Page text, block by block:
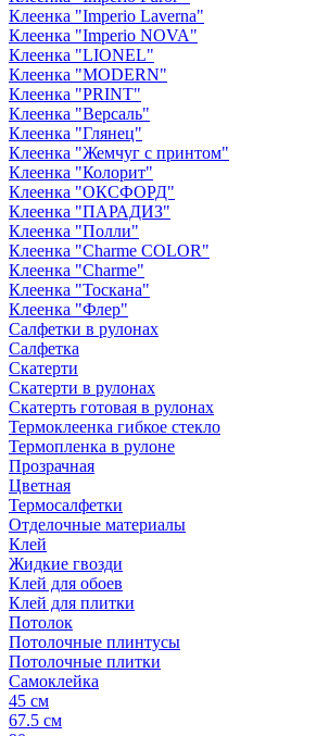
Клеенка "Imperio Laverna"
Клеенка "Imperio NOVA"
Клеенка "LIONEL"
Клеенка "MODERN"
Клеенка "PRINT"
Клеенка "Версаль"
Клеенка "Глянец"
Клеенка "Жемчуг с принтом"
Клеенка "Колорит"
Клеенка "ОКСФОРД"
Клеенка "ПАРАДИЗ"
Клеенка "Полли"
Клеенка "Сharme COLOR"
Клеенка "Сharme"
Клеенка "Тоскана"
Клеенка "Флер"
Салфетки в рулонах
Салфетка
Скатерти
Скатерти в рулонах
Скатерть готовая в рулонах
Термоклеенка гибкое стекло
Термопленка в рулоне
Прозрачная
Цветная
Термосалфетки
Отделочные материалы
Клей
Жидкие гвозди
Клей для обоев
Клей для плитки
Потолок
Потолочные плинтусы
Потолочные плитки
Самоклейка
45 см
67.5 см